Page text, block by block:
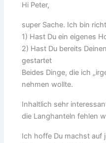
Hi Peter,
super Sache. Ich bin
1) Hast Du ein eigenes
2) Hast Du bereits
gestartet
Beides Dinge, die ich
nehmen wollte.
Inhaltlich sehr
die Langhanteln fehlen
Ich hoffe Du machst auf